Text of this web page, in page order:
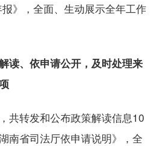
》，全面、生动展示全年工作
读、依申请公开，及时处理来
转发和公布政策解读信息10
南省司法厅依申请说明》，全